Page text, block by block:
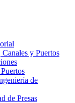
y Puertos
de
de Presas